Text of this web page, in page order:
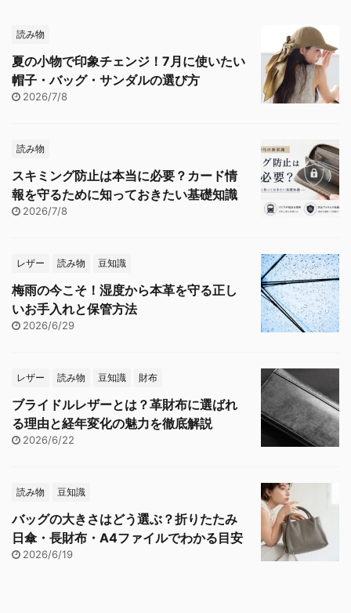
読み物
夏の小物で印象チェンジ！7月に使いたい
帽子・バッグ・サンダルの選び方
2026/7/8
読み物
スキミング防止は本当に必要？カード情
報を守るために知っておきたい基礎知識
2026/7/8
レザー 読み物 豆知識
梅雨の今こそ！湿度から本革を守る正し
いお手入れと保管方法
2026/6/29
レザー 読み物 豆知識 財布
ブライドルレザーとは？革財布に選ばれ
る理由と経年変化の魅力を徹底解説
2026/6/22
読み物 豆知識
バッグの大きさはどう選ぶ？折りたたみ
日傘・長財布・A4ファイルでわかる目安
2026/6/19